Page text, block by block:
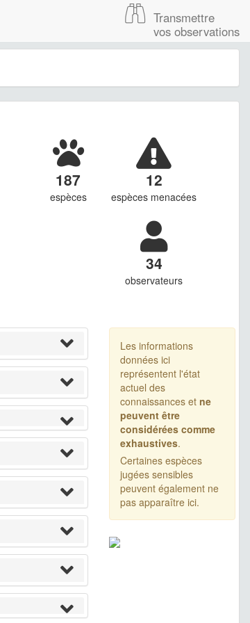
Transmettre
vos observations
187
espèces
12
espèces menacées
34
observateurs
Les informations
données ici
représentent l'état
actuel des
connaissances et ne
peuvent être
considérées comme
exhaustives.
Certaines espèces
jugées sensibles
peuvent également ne
pas apparaître ici.